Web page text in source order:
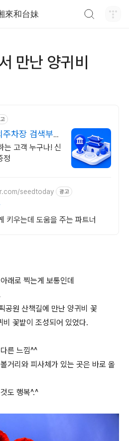
來和台妹
만난 양귀비
차장 검색부터
는 고객 누구나! 신
정
seedtoday 광고
키우는데 도움을 주는 파트너
래로 찍는게 보통인데
공원 산책길에 만난 양귀비 꽃
꽃밭이 조성되어 있었다.
른 느낌^^
거리와 피사체가 있는 곳은 바로 올
도 행복^.^